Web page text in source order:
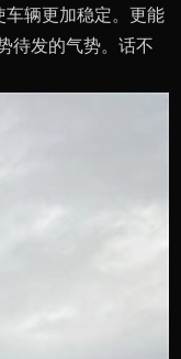
辆更加稳定。更能
待发的气势。话不